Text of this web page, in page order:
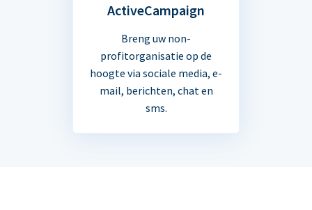
ActiveCampaign
Breng uw non-
profitorganisatie op de
hoogte via sociale media, e-
mail, berichten, chat en
sms.